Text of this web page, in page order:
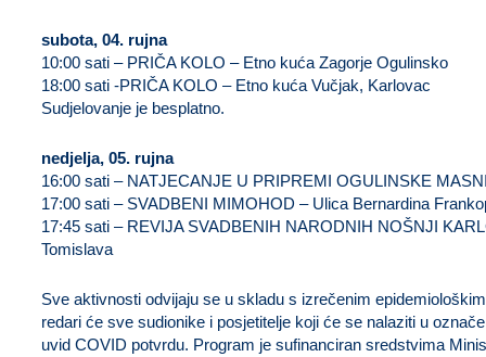
subota, 04. rujna
10:00 sati – PRIČA KOLO – Etno kuća Zagorje Ogulinsko
18:00 sati -PRIČA KOLO – Etno kuća Vučjak, Karlovac
Sudjelovanje je besplatno.
nedjelja, 05. rujna
16:00 sati – NATJECANJE U PRIPREMI OGULINSKE
17:00 sati – SVADBENI MIMOHOD – Ulica Bernardina
17:45 sati – REVIJA SVADBENIH NARODNIH NOŠNJI
Tomislava
Sve aktivnosti odvijaju se u skladu s izrečenim
redari će sve sudionike i posjetitelje koji će se nalaziti u
uvid COVID potvrdu. Program je sufinanciran sredstvima